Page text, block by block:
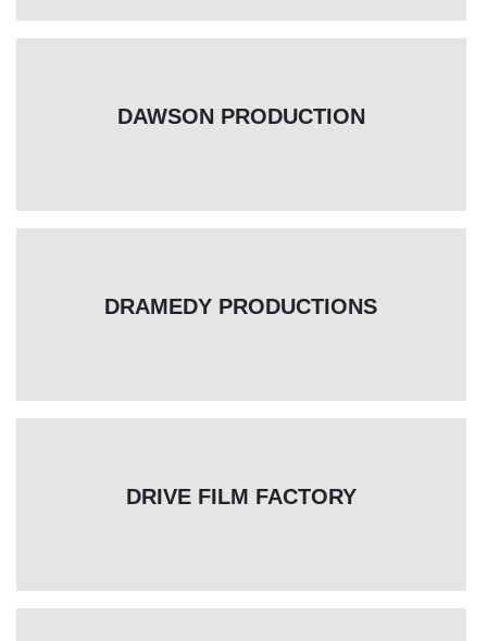
DAWSON PRODUCTION
DRAMEDY PRODUCTIONS
DRIVE FILM FACTORY